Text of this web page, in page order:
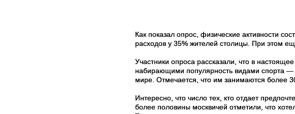
Как показал опрос, физические активности
расходов у 35% жителей столицы. При этом
Участники опроса рассказали, что в
набирающими популярность видами спорта —
мире. Отмечается, что им занимаются более
Интересно, что число тех, кто отдает
более половины москвичей отметили, что